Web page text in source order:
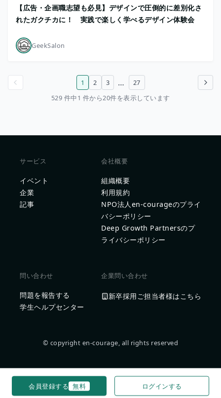
【広告・企画職志望も必見】デザインで圧倒的に差別化さ
れたガクチカに！ 実践で楽しく学べるデザイン体験会
GeekSalon
次のページ
1 2 3 …
27
529 件中1 件から20件を表示しています
サービス
イベント
企業
記事
会社概要
組織概要
利用規約
NPO法人en-courageのプライ
バシーポリシー
Deep Growth Partnersのプ
ライバシーポリシー
問い合わせ
問題を報告する
学生ヘルプセンター
企業問い合わせ
新卒採用ご担当者様はこちら
© copyright en-courage, all rights reserved
会員登録する 無料 ログインする